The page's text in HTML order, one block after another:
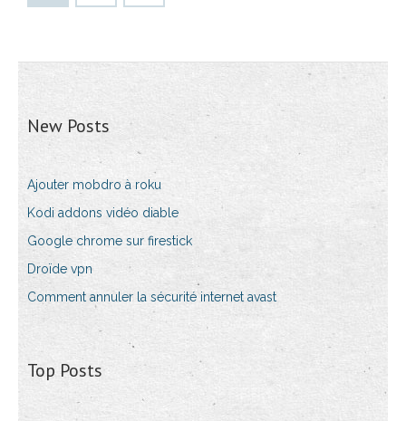
New Posts
Ajouter mobdro à roku
Kodi addons vidéo diable
Google chrome sur firestick
Droïde vpn
Comment annuler la sécurité internet avast
Top Posts